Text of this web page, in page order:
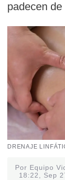
padecen
DRENAJE
Por Equipo
18:22, Sep